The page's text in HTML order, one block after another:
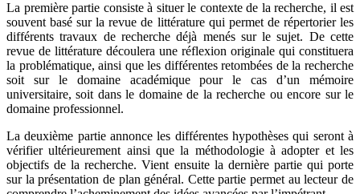
La première partie consiste à situer le contexte de la recherche, il est
souvent basé sur la revue de littérature qui permet de répertorier les
différents travaux de recherche déjà menés sur le sujet. De cette
revue de littérature découlera une réflexion originale qui constituera
la problématique, ainsi que les différentes retombées de la recherche
soit sur le domaine académique pour le cas d’un mémoire
universitaire, soit dans le domaine de la recherche ou encore sur le
domaine professionnel.
La deuxième partie annonce les différentes hypothèses qui seront à
vérifier ultérieurement ainsi que la méthodologie à adopter et les
objectifs de la recherche. Vient ensuite la dernière partie qui porte
sur la présentation de plan général. Cette partie permet au lecteur de